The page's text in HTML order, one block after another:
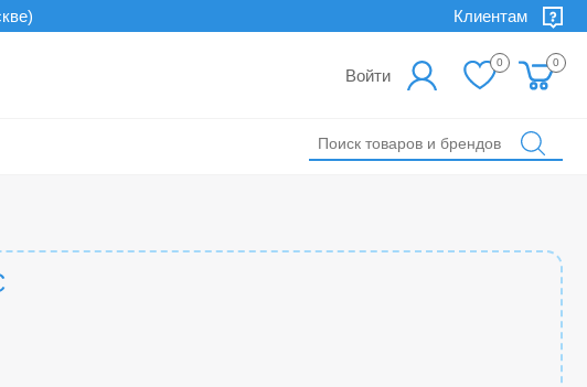
Клиентам
Войти
0 0